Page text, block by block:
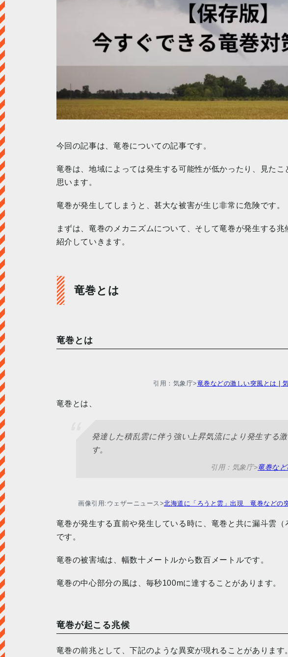
今回の記事は、竜巻についての記事です。
竜巻は、地域によっては発生する可能性が低かったり、見たこ
思います。
竜巻が発生してしまうと、甚大な被害が生じ非常に危険です。
まずは、竜巻のメカニズムについて、そして竜巻が発生する
紹介していきます。
竜巻とは
竜巻とは
引用：気象庁>竜巻などの激しい突風とは |
竜巻とは、
発達した積乱雲に伴う強い上昇気流により発生する
す。
引用：気象庁>竜巻な
画像引用:ウェザーニュース>北海道に「ろうと雲」出現 竜巻などの
竜巻が発生する直前や発生している時に、竜巻と共に漏斗雲
です。
竜巻の被害域は、幅数十メートルから数百メートルです。
竜巻の中心部分の風は、毎秒100mに達することがあります。
竜巻が起こる兆候
竜巻の前兆として、下記のような異変が現れることがあります